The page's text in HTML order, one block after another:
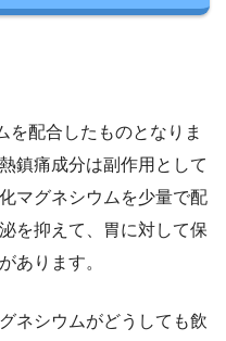
を配合したものとなりま
鎮痛成分は副作用として
マグネシウムを少量で配
を抑えて、胃に対して保
あります。
ネシウムがどうしても飲